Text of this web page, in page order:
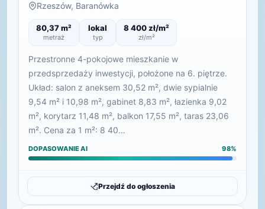
Rzeszów, Baranówka
80,37 m²
metraż
lokal
typ
8 400 zł/m²
zł/m²
Przestronne 4-pokojowe mieszkanie w
przedsprzedaży inwestycji, położone na 6. piętrze.
Układ: salon z aneksem 30,52 m², dwie sypialnie
9,54 m² i 10,98 m², gabinet 8,83 m², łazienka 9,02
m², korytarz 11,48 m², balkon 17,55 m², taras 23,06
m². Cena za 1 m²: 8 40…
DOPASOWANIE AI 98%
Przejdź do ogłoszenia